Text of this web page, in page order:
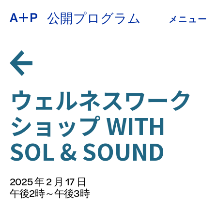
公開プログラム メニュー
約
教育
青少年の育成
展示会
公開プログラム
アーカイブ
ESPAÑOL
普通话
日本語
ウェルネスワーク
ショップ WITH
SOL & SOUND
2025 年 2 月 17 日
午後2時～午後3時